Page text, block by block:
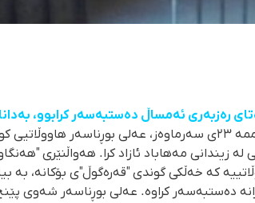
رەزبەری ئەمساڵ دەستبەسەر کرابوو،
ڕاپۆرتی ماڵپەڕی مافی مرۆڤیی "هەنگاو"، ڕۆژی سێشەممە ٢٣ی سەرماوەز،
کران بە دانانی بارمتەی ٥٠ ملیۆنی لە زیندانی مەهاباد ئازاد کرا.
کە خەڵکی گوندی "قەرەگوڵ"ی بۆکانە، بە